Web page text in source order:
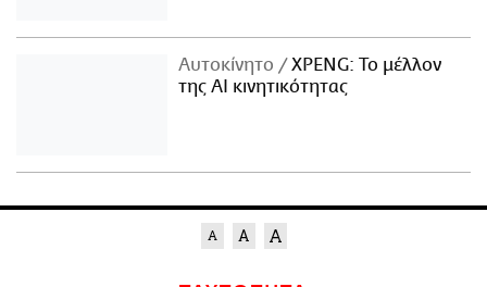
Αυτοκίνητο
XPENG: Το μέλλον
της AI κινητικότητας